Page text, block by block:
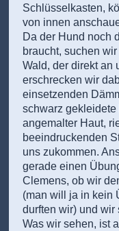
Schlüsselkasten,
von innen
Da der Hund noch
braucht, suchen
Wald, der direkt an
erschrecken wir
einsetzenden
schwarz
angemalter Haut,
beeindruckenden
uns zukommen.
gerade einen
Clemens, ob wir
(man will ja in kein
durften wir) und wir
Was wir sehen, ist